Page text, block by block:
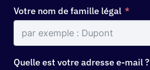
Votre nom de famille légal
Quelle est votre adresse e-mail ?